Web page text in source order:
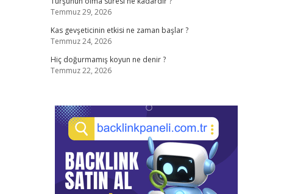
Temmuz 29, 2026
Kas gevşeticinin etkisi ne zaman başlar ?
Temmuz 24, 2026
Hiç doğurmamış koyun ne denir ?
Temmuz 22, 2026